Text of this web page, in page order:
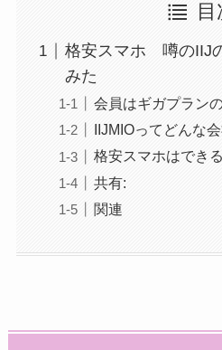
目
格安スマホ 噂のIIJ
みた
会員はギガプラン
IIJMIOってどんな
格安スマホはでき
共有:
関連